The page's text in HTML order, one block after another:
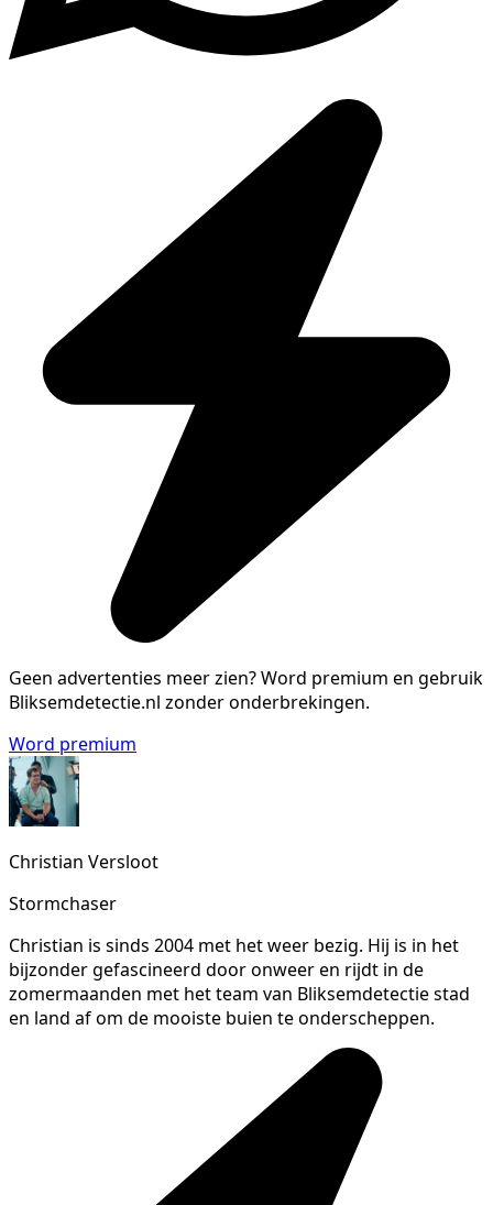
Geen advertenties meer zien?Word premium en gebruik
Bliksemdetectie.nl zonder onderbrekingen.
Word premium
Christian Versloot
Stormchaser
Christian is sinds 2004 met het weer bezig. Hij is in het
bijzonder gefascineerd door onweer en rijdt in de
zomermaanden met het team van Bliksemdetectie stad
en land af om de mooiste buien te onderscheppen.